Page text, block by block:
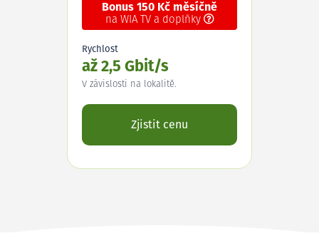
Bonus 150 Kč měsíčně
na WIA TV a doplňky
Rychlost
až 2,5 Gbit/s
V závislosti na lokalitě.
Zjistit cenu